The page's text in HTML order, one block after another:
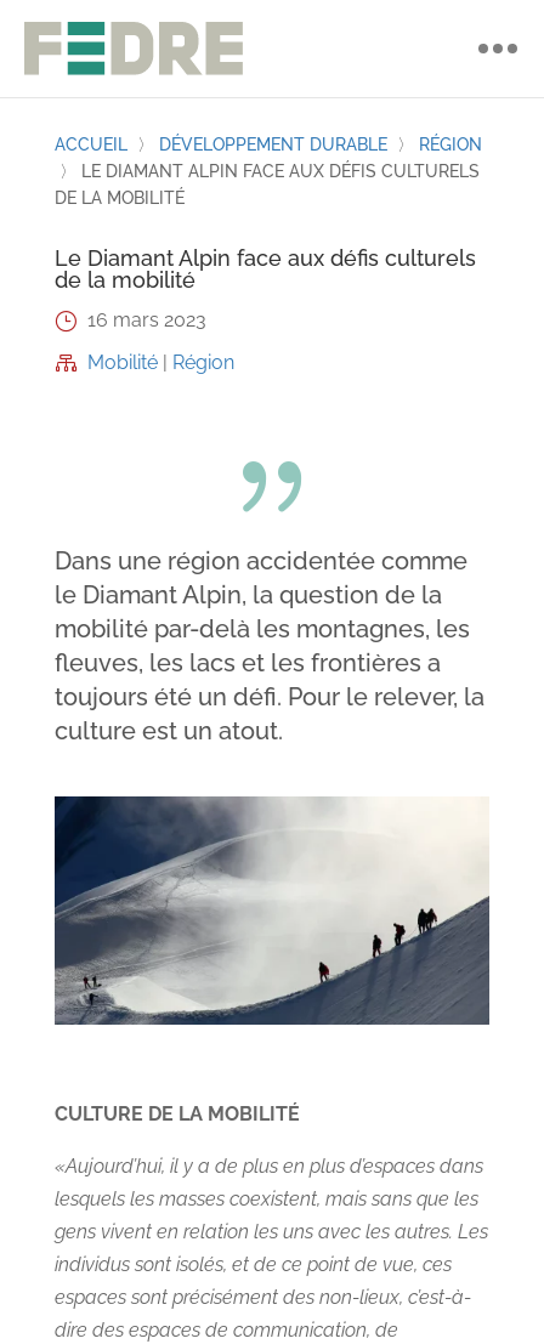
ACCUEIL〉 DÉVELOPPEMENT DURABLE〉
RÉGION
〉
LE DIAMANT ALPIN FACE AUX DÉFIS CULTURELS
DE LA MOBILITÉ
Le Diamant Alpin face aux défis culturels
de la mobilité
} 16 mars 2023
 Mobilité| Région
{
Dans une région accidentée comme
le Diamant Alpin, la question de la
mobilité par-delà les montagnes, les
fleuves, les lacs et les frontières a
toujours été un défi. Pour le relever, la
culture est un atout.
CULTURE DE LA MOBILITÉ
«Aujourd’hui, il y a de plus en plus d’espaces dans
lesquels les masses coexistent, mais sans que les
gens vivent en relation les uns avec les autres. Les
individus sont isolés, et de ce point de vue, ces
espaces sont précisément des non-lieux, c’est-à-
dire des espaces de communication, de